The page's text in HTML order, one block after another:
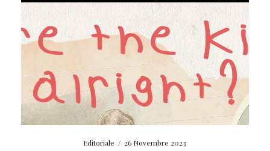
Editoriale / 26 Novembre 2023